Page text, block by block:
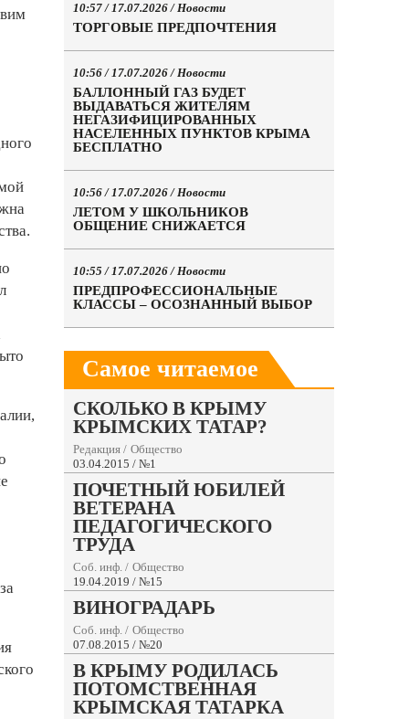
10:57 / 17.07.2026 /Новости
ТОРГОВЫЕ ПРЕДПОЧТЕНИЯ
10:56 / 17.07.2026 /Новости
БАЛЛОННЫЙ ГАЗ БУДЕТ
ВЫДАВАТЬСЯ ЖИТЕЛЯМ
НЕГАЗИФИЦИРОВАННЫХ
НАСЕЛЕННЫХ ПУНКТОВ КРЫМА
БЕСПЛАТНО
10:56 / 17.07.2026 /Новости
ЛЕТОМ У ШКОЛЬНИКОВ
ОБЩЕНИЕ СНИЖАЕТСЯ
10:55 / 17.07.2026 /Новости
ПРЕДПРОФЕССИОНАЛЬНЫЕ
КЛАССЫ – ОСОЗНАННЫЙ ВЫБОР
Самое читаемое
СКОЛЬКО В КРЫМУ
КРЫМСКИХ ТАТАР?
Редакция / Общество
03.04.2015 / №1
ПОЧЕТНЫЙ ЮБИЛЕЙ
ВЕТЕРАНА
ПЕДАГОГИЧЕСКОГО
ТРУДА
Соб. инф. / Общество
19.04.2019 / №15
ВИНОГРАДАРЬ
Соб. инф. / Общество
07.08.2015 / №20
В КРЫМУ РОДИЛАСЬ
ПОТОМСТВЕННАЯ
КРЫМСКАЯ ТАТАРКА